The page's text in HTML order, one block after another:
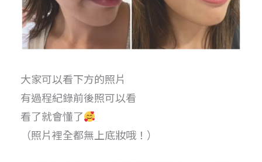
大家可以看下方的照片
有過程紀錄前後照可以看
看了就會懂了
（照片裡全都無上底妝哦！）